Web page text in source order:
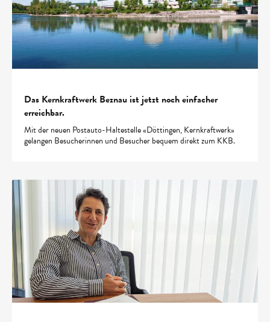
Das Kernkraftwerk Beznau ist jetzt noch einfacher
erreichbar.
Mit der neuen Postauto-Haltestelle «Döttingen, Kernkraftwerk»
gelangen Besucherinnen und Besucher bequem direkt zum KKB.